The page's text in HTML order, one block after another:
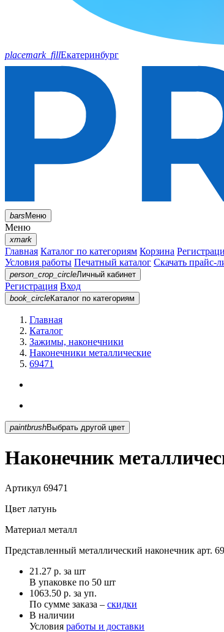
placemark_fillЕкатеринбург
barsМеню
Меню
xmark
Главная Каталог по категориям Корзина
Условия работы Печатный каталог Скачать прайс-
person_crop_circleЛичный кабинет
Регистрация Вход
book_circleКаталог по категориям
Главная
Каталог
Зажимы, наконечники
Наконечники металлические
69471
paintbrush Выбрать другой цвет
Наконечник
Артикул 69471
Цвет латунь
Материал металл
Представленный металлический наконечник арт.
21.27 р. за шт
В упаковке по 50 шт
1063.50 р. за уп.
По сумме заказа – скидки
В наличии
Условия работы и доставки